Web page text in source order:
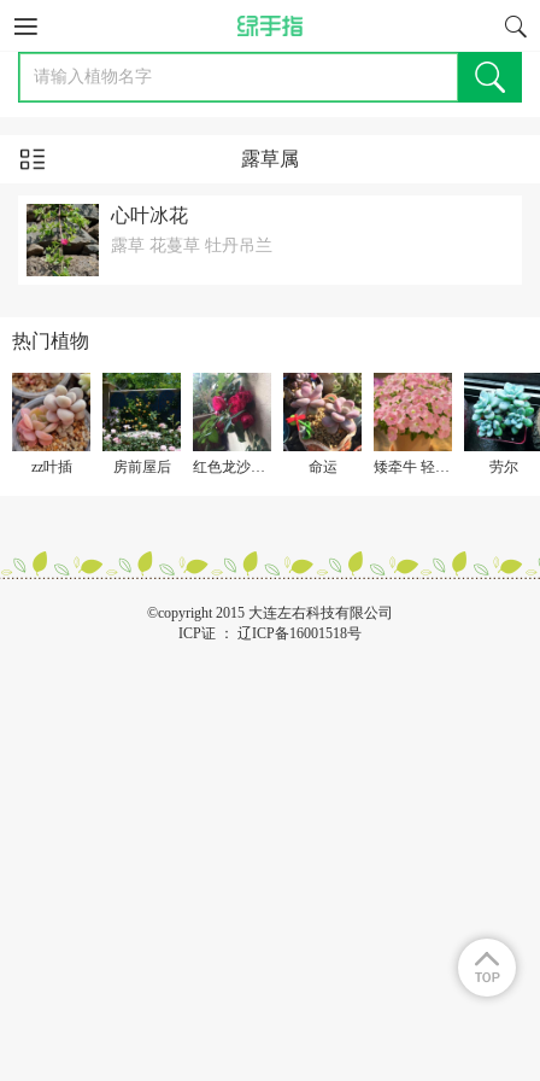
露草属
心叶冰花
露草 花蔓草 牡丹吊兰
热门植物
zz叶插 房前屋后 红色龙沙宝石 命运 矮牵牛 轻浪贝壳粉 劳尔
©copyright 2015 大连左右科技有限公司
ICP证 ： 辽ICP备16001518号